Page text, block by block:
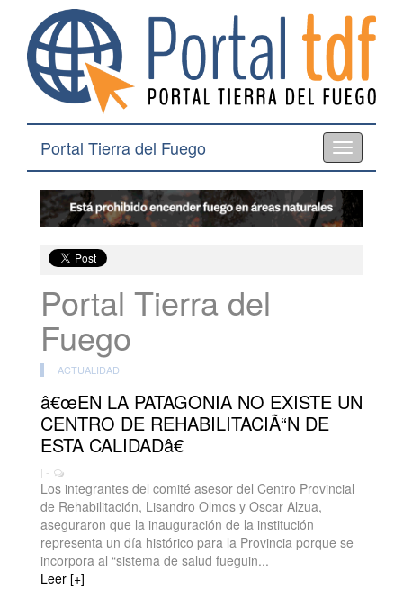
Toggle
navigation
Portal Tierra del Fuego
Portal Tierra del
Fuego
ACTUALIDAD
â€œEN LA PATAGONIA NO EXISTE UN
CENTRO DE REHABILITACIÃ“N DE
ESTA CALIDADâ€
| -
Los integrantes del comité asesor del Centro Provincial
de Rehabilitación, Lisandro Olmos y Oscar Alzua,
aseguraron que la inauguración de la institución
representa un día histórico para la Provincia porque se
incorpora al “sistema de salud fueguin...
Leer [+]